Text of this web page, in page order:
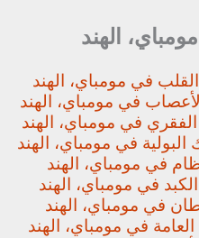
الهند
في مومباي، الهند
في مومباي، الهند
في مومباي، الهند
في مومباي، الهند
في مومباي، الهند
في مومباي، الهند
في مومباي، الهند
في مومباي، الهند